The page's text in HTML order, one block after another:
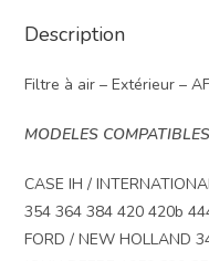
Description
Filtre à air – Extérieur –
MODELES COMPATIBLES
CASE IH /
354 364 384 420 420b
FORD / NEW HOLLAND